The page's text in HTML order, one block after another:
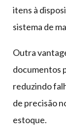
itens à
sistema de
Outra
documentos
reduzindo
de precisão
estoque.